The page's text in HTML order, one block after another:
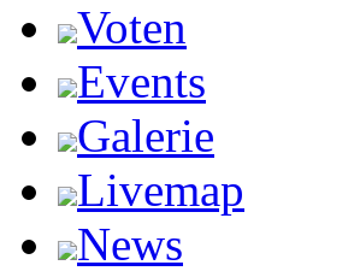
Voten
Events
Galerie
Livemap
News